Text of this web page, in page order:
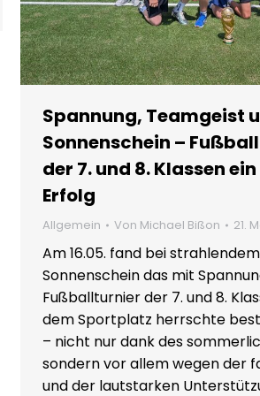
Spannung, Teamgeist
Sonnenschein –
der 7. und 8. Klassen
Erfolg
Allgemein Von Michael Bißon 21.
Am 16.05. fand bei strahlendem
Sonnenschein das mit
Fußballturnier der 7. und 8.
dem Sportplatz herrschte
– nicht nur dank des
sondern vor allem wegen der
und der lautstarken